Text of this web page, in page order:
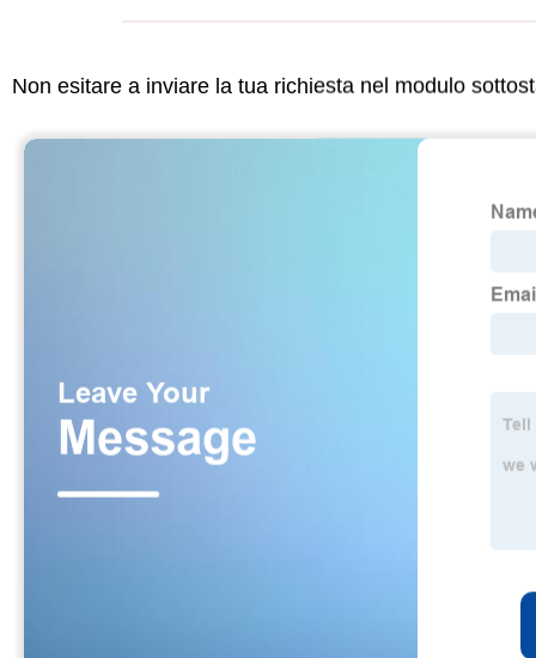
Non esitare a inviare la tua richiesta nel modulo